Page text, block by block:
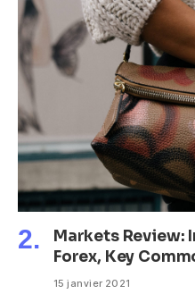
Markets Review:
Forex, Key
15 janvier 2021